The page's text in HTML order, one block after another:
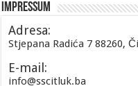
Impressum
Adresa:
Stjepana Radića 7 88260,
E-mail:
info@sscitluk.ba